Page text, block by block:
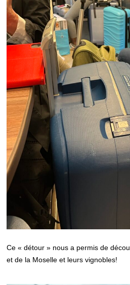
Ce « détour » nous a permis de
et de la Moselle et leurs vignobles!